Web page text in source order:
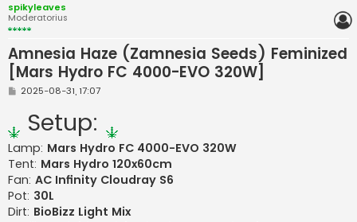
spikyleaves
Moderatorius
Amnesia Haze (Zamnesia Seeds) Feminized
[Mars Hydro FC 4000-EVO 320W]
S
d
a
r
t
n
ė
2025-08-31, 17:07
Setup:
Lamp: Mars Hydro FC 4000-EVO 320W
Tent: Mars Hydro 120x60cm
Fan: AC Infinity Cloudray S6
Pot: 30L
Dirt: BioBizz Light Mix